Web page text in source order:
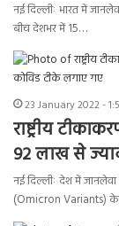
नई दिल्लीः भारत में
बीच देशभर में 15…
23 January 2022 -
राष्ट्रीय
92 लाख से
नई दिल्लीः देश में
(Omicron Variants)